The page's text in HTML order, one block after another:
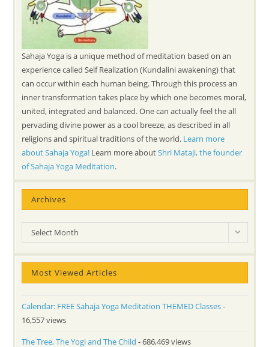
Sahaja Yoga is a unique method of meditation based on an
experience called Self Realization (Kundalini awakening) that
can occur within each human being. Through this process an
inner transformation takes place by which one becomes moral,
united, integrated and balanced. One can actually feel the all
pervading divine power as a cool breeze, as described in all
religions and spiritual traditions of the world. Learn more
about Sahaja Yoga! Learn more aboutShri Mataji, the founder
of Sahaja Yoga Meditation.
Archives
Archives
Select Month
Most Viewed Articles
Calendar: FREE Sahaja Yoga Meditation THEMED Classes-
16,557 views
The Tree, The Yogi and The Child - 686,469 views